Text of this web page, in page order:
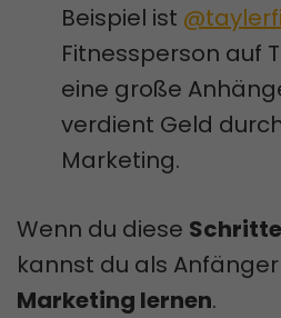
Beispiel ist
Fitnessperson auf
eine große
verdient Geld
Marketing.
Wenn du diese Schritte
kannst du als
Marketing lernen.